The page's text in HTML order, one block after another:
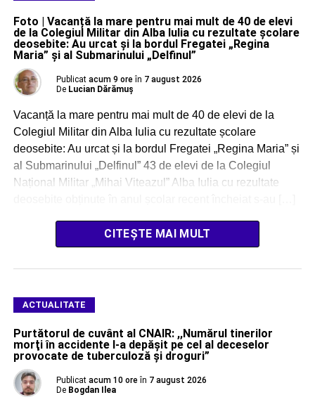
Foto | Vacanță la mare pentru mai mult de 40 de elevi
de la Colegiul Militar din Alba Iulia cu rezultate școlare
deosebite: Au urcat și la bordul Fregatei „Regina
Maria” și al Submarinului „Delfinul”
Publicat acum 9 ore în 7 august 2026
De Lucian Dărămuș
Vacanță la mare pentru mai mult de 40 de elevi de la
Colegiul Militar din Alba Iulia cu rezultate școlare
deosebite: Au urcat și la bordul Fregatei „Regina Maria” și
al Submarinului „Delfinul” 43 de elevi de la Colegiul
Național Militar „Mihai Viteazul” Alba Iulia cu rezultate
CITEȘTE MAI MULT
ACTUALITATE
Purtătorul de cuvânt al CNAIR: ,,Numărul tinerilor
morţi în accidente l-a depăşit pe cel al deceselor
provocate de tuberculoză şi droguri”
Publicat acum 10 ore în 7 august 2026
De Bogdan Ilea